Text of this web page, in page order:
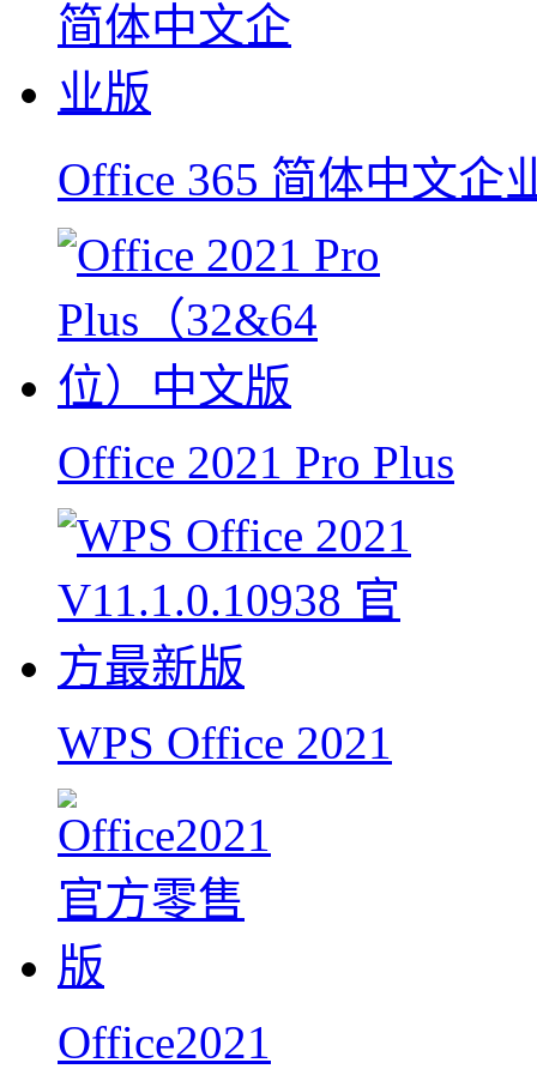
Office 365 简体中文企
Office 2021 Pro Plus
WPS Office 2021
Office2021